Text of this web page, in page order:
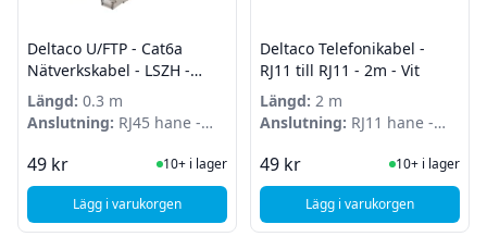
Deltaco U/FTP - Cat6a
Nätverkskabel - LSZH -
0,3m - Vit
Längd: 0.3 m
Anslutning: RJ45 hane -
49 kr I Lager
10+ i lager
Lägg i varukorgen, Deltaco U/FTP - Cat6a Nätverkskabel - LSZH - 0,3m - Vit
Deltaco Telefonikabel -
RJ11 till RJ11 - 2m - Vit
Längd: 2 m
Anslutning: RJ11 hane -
49 kr I Lager
10+ i lager
Lägg i varukorgen
, Deltaco